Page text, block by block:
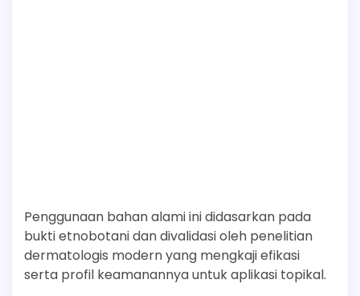
Penggunaan bahan alami ini didasarkan pada
bukti etnobotani dan divalidasi oleh penelitian
dermatologis modern yang mengkaji efikasi
serta profil keamanannya untuk aplikasi topikal.